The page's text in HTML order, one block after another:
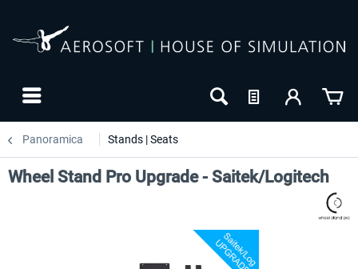
Panoramica Stands | Seats
Wheel Stand Pro Upgrade - Saitek/Logitech